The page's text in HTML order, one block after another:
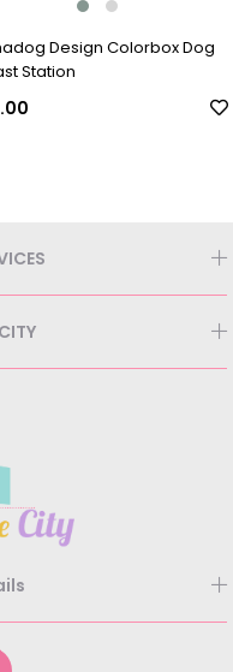
Design Colorbox Dog
Station